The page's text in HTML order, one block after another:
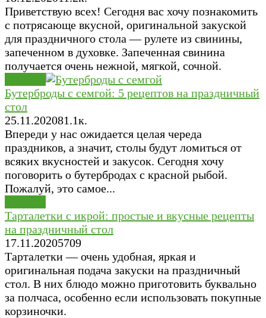
Приветствую всех! Сегодня вас хочу познакомить
с потрясающе вкусной, оригинальной закуской
для праздничного стола — рулете из свинины,
запеченном в духовке. Запеченная свинина
получается очень нежной, мягкой, сочной.
Бутерброды с семгой: 5 рецептов на праздничный
стол
25.11.202081.1к.
Впереди у нас ожидается целая череда
праздников, а значит, столы будут ломиться от
всяких вкусностей и закусок. Сегодня хочу
поговорить о бутербродах с красной рыбой.
Пожалуй, это самое...
Тарталетки с икрой: простые и вкусные рецепты
на праздничный стол
17.11.20205709
Тарталетки — очень удобная, яркая и
оригинальная подача закуски на праздничный
стол. В них блюдо можно приготовить буквально
за полчаса, особенно если использовать покупные
корзиночки.